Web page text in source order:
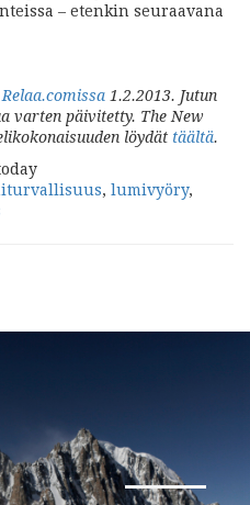
– etenkin seuraavana
1.2.2013. Jutun
varten päivitetty. The New
löydät täältä.
, lumivyöry,